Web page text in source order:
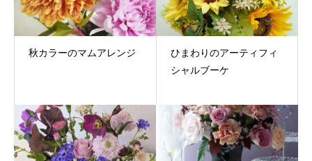
秋カラーのマムアレンジ
ひまわりのアーティフィ
シャルブーケ